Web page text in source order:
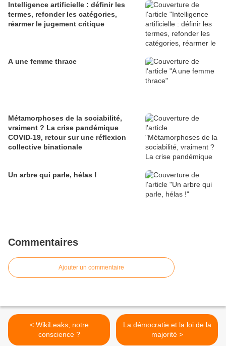
Intelligence artificielle : définir les
termes, refonder les catégories,
réarmer le jugement critique
A une femme thrace
Métamorphoses de la sociabilité,
vraiment ? La crise pandémique
COVID-19, retour sur une réflexion
collective binationale
Un arbre qui parle, hélas !
Commentaires
Ajouter un commentaire
< WikiLeaks, notre
conscience ?
La démocratie et la loi de la
majorité >